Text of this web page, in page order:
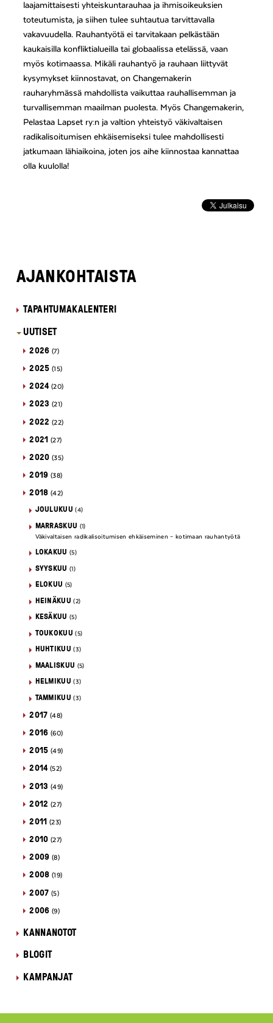
laajamittaisesti yhteiskuntarauhaa ja ihmisoikeuksien
toteutumista, ja siihen tulee suhtautua tarvittavalla
vakavuudella. Rauhantyötä ei tarvitakaan pelkästään
kaukaisilla konfliktialueilla tai globaalissa etelässä, vaan
myös kotimaassa. Mikäli rauhantyö ja rauhaan liittyvät
kysymykset kiinnostavat, on Changemakerin
rauharyhmässä mahdollista vaikuttaa rauhallisemman ja
turvallisemman maailman puolesta. Myös Changemakerin,
Pelastaa Lapset ry:n ja valtion yhteistyö väkivaltaisen
radikalisoitumisen ehkäisemiseksi tulee mahdollisesti
jatkumaan lähiaikoina, joten jos aihe kiinnostaa kannattaa
olla kuulolla!
AJANKOHTAISTA
TAPAHTUMAKALENTERI
UUTISET
2026 (7)
2025 (15)
2024 (20)
2023 (21)
2022 (22)
2021 (27)
2020 (35)
2019 (38)
2018 (42)
JOULUKUU (4)
MARRASKUU (1)
Väkivaltaisen radikalisoitumisen ehkäiseminen – kotimaan rauhantyötä
LOKAKUU (5)
SYYSKUU (1)
ELOKUU (5)
HEINÄKUU (2)
KESÄKUU (5)
TOUKOKUU (5)
HUHTIKUU (3)
MAALISKUU (5)
HELMIKUU (3)
TAMMIKUU (3)
2017 (48)
2016 (60)
2015 (49)
2014 (52)
2013 (49)
2012 (27)
2011 (23)
2010 (27)
2009 (8)
2008 (19)
2007 (5)
2006 (9)
KANNANOTOT
BLOGIT
KAMPANJAT